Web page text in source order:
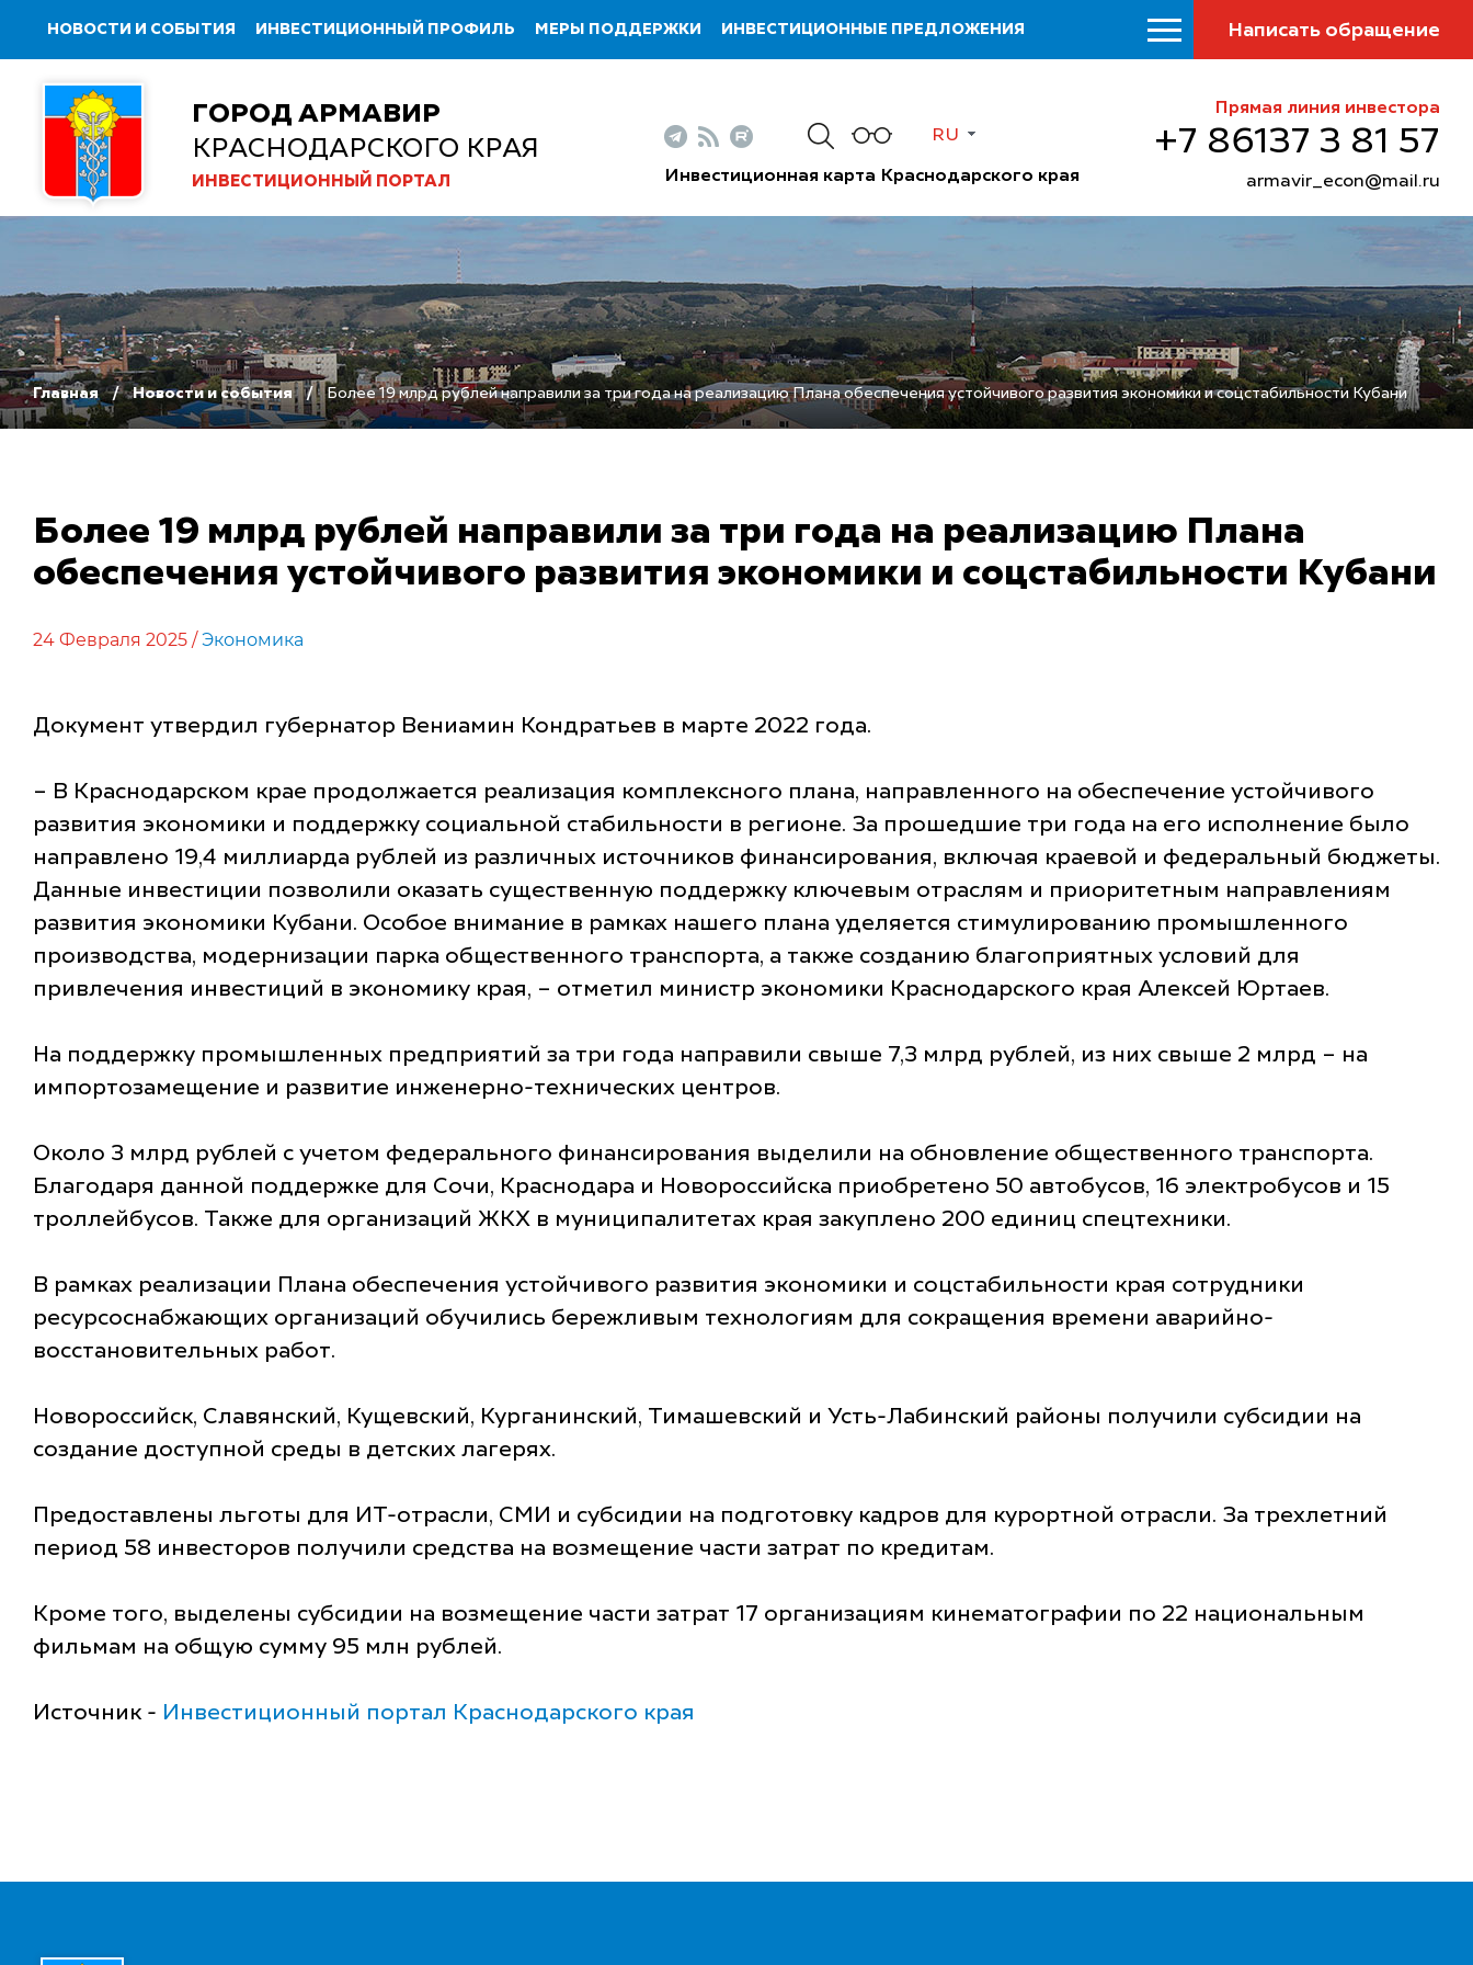
НОВОСТИ И СОБЫТИЯ ИНВЕСТИЦИОННЫЙ ПРОФИЛЬ МЕРЫ ПОДДЕРЖКИ ИНВЕСТИЦИОННЫЕ ПРЕДЛОЖЕНИЯ Написать обращение
ГОРОД АРМАВИР
КРАСНОДАРСКОГО КРАЯ
ИНВЕСТИЦИОННЫЙ ПОРТАЛ
RU
Инвестиционная карта Краснодарского края
Прямая линия инвестора
+7 86137 3 81 57
armavir_econ@mail.ru
Главная Новости и события Более 19 млрд рублей направили за три года на реализацию Плана обеспечения устойчивого развития экономики и соцстабильности Кубани
Более 19 млрд рублей направили за три года на реализацию Плана
обеспечения устойчивого развития экономики и соцстабильности Кубани
24 Февраля 2025 / Экономика
Документ утвердил губернатор Вениамин Кондратьев в марте 2022 года.
– В Краснодарском крае продолжается реализация комплексного плана, направленного на обеспечение устойчивого
развития экономики и поддержку социальной стабильности в регионе. За прошедшие три года на его исполнение было
направлено 19,4 миллиарда рублей из различных источников финансирования, включая краевой и федеральный бюджеты.
Данные инвестиции позволили оказать существенную поддержку ключевым отраслям и приоритетным направлениям
развития экономики Кубани. Особое внимание в рамках нашего плана уделяется стимулированию промышленного
производства, модернизации парка общественного транспорта, а также созданию благоприятных условий для
привлечения инвестиций в экономику края, – отметил министр экономики Краснодарского края Алексей Юртаев.
На поддержку промышленных предприятий за три года направили свыше 7,3 млрд рублей, из них свыше 2 млрд – на
импортозамещение и развитие инженерно-технических центров.
Около 3 млрд рублей с учетом федерального финансирования выделили на обновление общественного транспорта.
Благодаря данной поддержке для Сочи, Краснодара и Новороссийска приобретено 50 автобусов, 16 электробусов и 15
троллейбусов. Также для организаций ЖКХ в муниципалитетах края закуплено 200 единиц спецтехники.
В рамках реализации Плана обеспечения устойчивого развития экономики и соцстабильности края сотрудники
ресурсоснабжающих организаций обучились бережливым технологиям для сокращения времени аварийно-
восстановительных работ.
Новороссийск, Славянский, Кущевский, Курганинский, Тимашевский и Усть-Лабинский районы получили субсидии на
создание доступной среды в детских лагерях.
Предоставлены льготы для ИТ-отрасли, СМИ и субсидии на подготовку кадров для курортной отрасли. За трехлетний
период 58 инвесторов получили средства на возмещение части затрат по кредитам.
Кроме того, выделены субсидии на возмещение части затрат 17 организациям кинематографии по 22 национальным
фильмам на общую сумму 95 млн рублей.
Источник - Инвестиционный портал Краснодарского края